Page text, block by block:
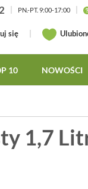
PN.-PT. 9:00-17:00
się
10 NOWOŚCI
1,7